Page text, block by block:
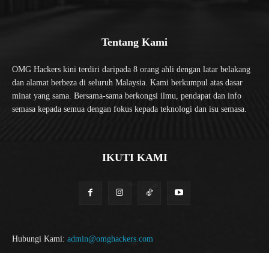
Tentang Kami
OMG Hackers kini terdiri daripada 8 orang ahli dengan latar belakang
dan alamat berbeza di seluruh Malaysia. Kami berkumpul atas dasar
minat yang sama. Bersama-sama berkongsi ilmu, pendapat dan info
semasa kepada semua dengan fokus kepada teknologi dan isu semasa.
IKUTI KAMI
Hubungi Kami: admin@omghackers.com